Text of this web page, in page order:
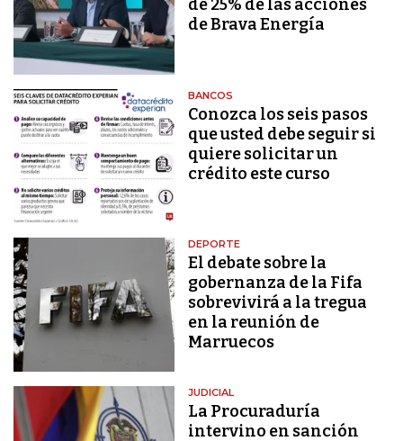
de 25% de las acciones
de Brava Energía
BANCOS
Conozca los seis pasos
que usted debe seguir si
quiere solicitar un
crédito este curso
DEPORTE
El debate sobre la
gobernanza de la Fifa
sobrevivirá a la tregua
en la reunión de
Marruecos
JUDICIAL
La Procuraduría
intervino en sanción